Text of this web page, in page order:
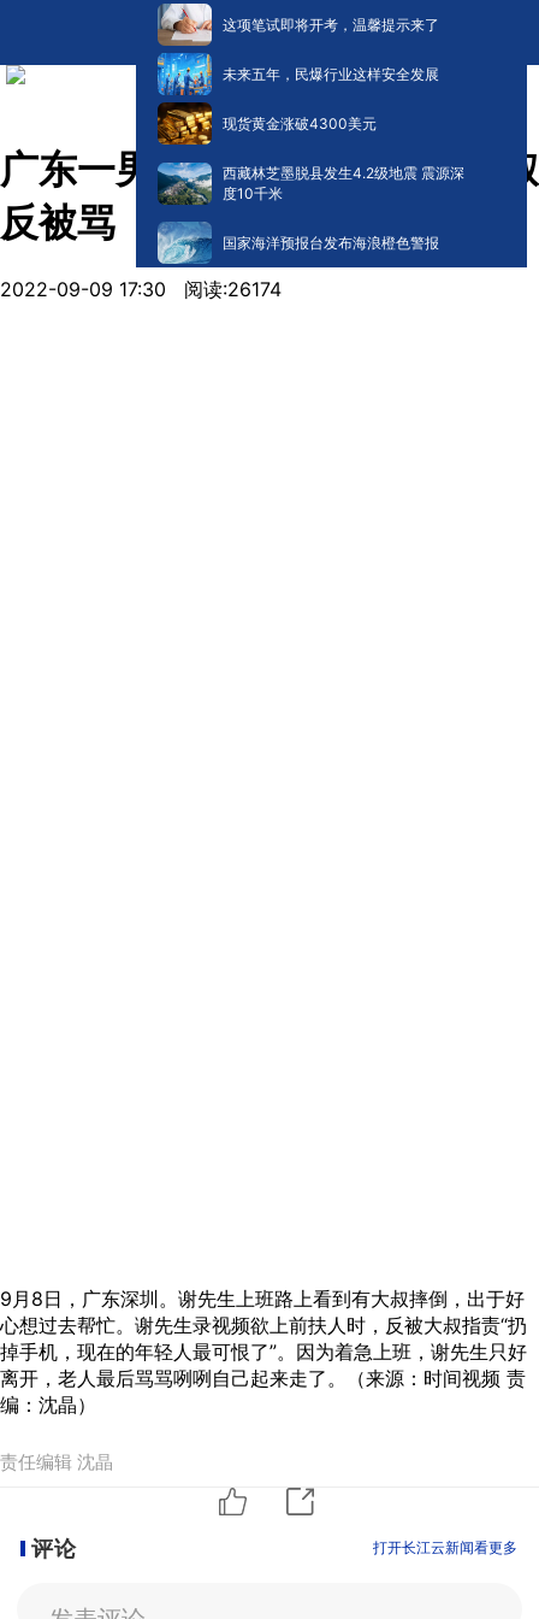
这项笔试即将开考，温馨提示来了
未来五年，民爆行业这样安全发展
现货黄金涨破4300美元
西藏林芝墨脱县发生4.2级地震 震源深
度10千米
国家海洋预报台发布海浪橙色警报
广东一男子欲录视频扶摔倒大叔
反被骂
2022-09-09 17:30 阅读:26174
9月8日，广东深圳。谢先生上班路上看到有大叔摔倒，出于好
心想过去帮忙。谢先生录视频欲上前扶人时，反被大叔指责“扔
掉手机，现在的年轻人最可恨了”。因为着急上班，谢先生只好
离开，老人最后骂骂咧咧自己起来走了。（来源：时间视频 责
编：沈晶）
责任编辑 沈晶
评论 打开长江云新闻看更多